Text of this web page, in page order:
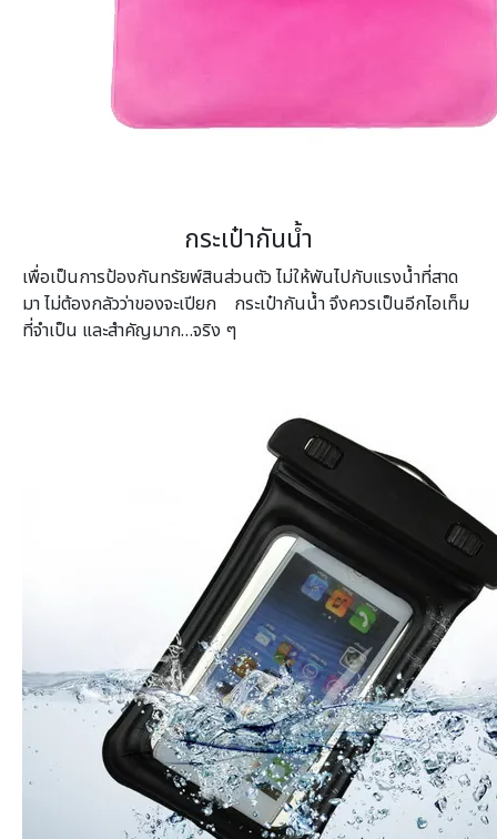
กระเป๋ากันน้ำ
เพื่อเป็นการป้องกันทรัยพ์สินส่วนตัว ไม่ให้พันไปกับแรงน้ำที่สาด
มา ไม่ต้องกลัวว่าของจะเปียก กระเป๋ากันน้ำ จึงควรเป็นอีกไอเท็ม
ที่จำเป็น และสำคัญมาก…จริง ๆ